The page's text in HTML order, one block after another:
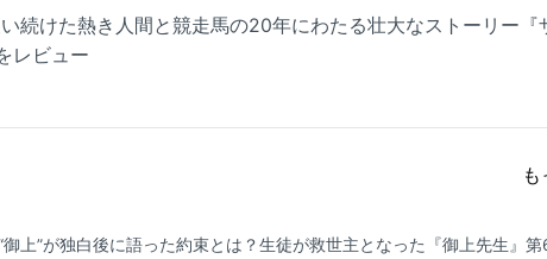
続けた熱き人間と競走馬の20年にわたる壮大なストーリー『
レビュー
御上”が独白後に語った約束とは？生徒が救世主となった『御上先生』第